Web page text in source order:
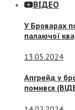
ВІДЕО
У Броварах
палаючої
13.05.2024
Апгрейд у
помився